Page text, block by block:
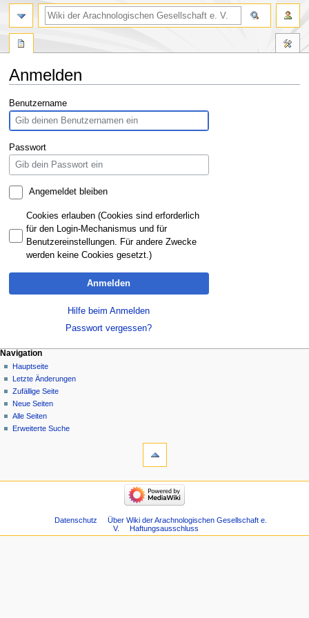
Anmelden
Zur
Navigation
springen
Zur
Suche
springen
Benutzername
Passwort
Angemeldet bleiben
Cookies erlauben (Cookies sind erforderlich
für den Login-Mechanismus und für
Benutzereinstellungen. Für andere Zwecke
werden keine Cookies gesetzt.)
Anmelden
Hilfe beim Anmelden
Passwort vergessen?
Navigation
Hauptseite
Letzte Änderungen
Zufällige Seite
Neue Seiten
Alle Seiten
Erweiterte Suche
Datenschutz
Über Wiki der Arachnologischen Gesellschaft e.
V.
Haftungsausschluss